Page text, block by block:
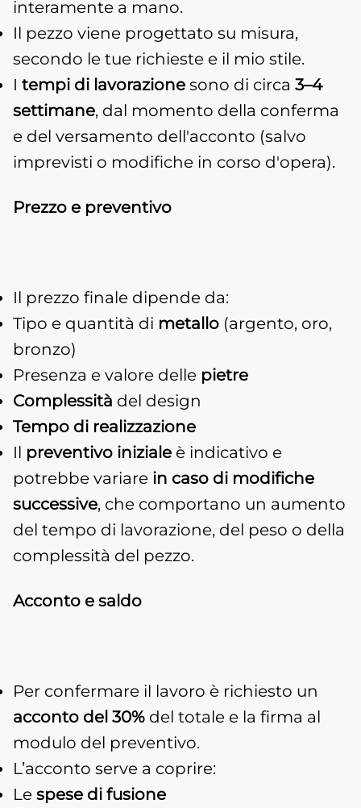
interamente a mano.
Il pezzo viene progettato su misura,
secondo le tue richieste e il mio stile.
I tempi di lavorazione sono di circa 3–4
settimane, dal momento della conferma
e del versamento dell'acconto (salvo
imprevisti o modifiche in corso d'opera).
Prezzo e preventivo
Il prezzo finale dipende da:
Tipo e quantità di metallo (argento, oro,
bronzo)
Presenza e valore delle pietre
Complessità del design
Tempo di realizzazione
Il preventivo iniziale è indicativo e
potrebbe variare in caso di modifiche
successive, che comportano un aumento
del tempo di lavorazione, del peso o della
complessità del pezzo.
Acconto e saldo
Per confermare il lavoro è richiesto un
acconto del 30% del totale e la firma al
modulo del preventivo.
L’acconto serve a coprire:
Le spese di fusione